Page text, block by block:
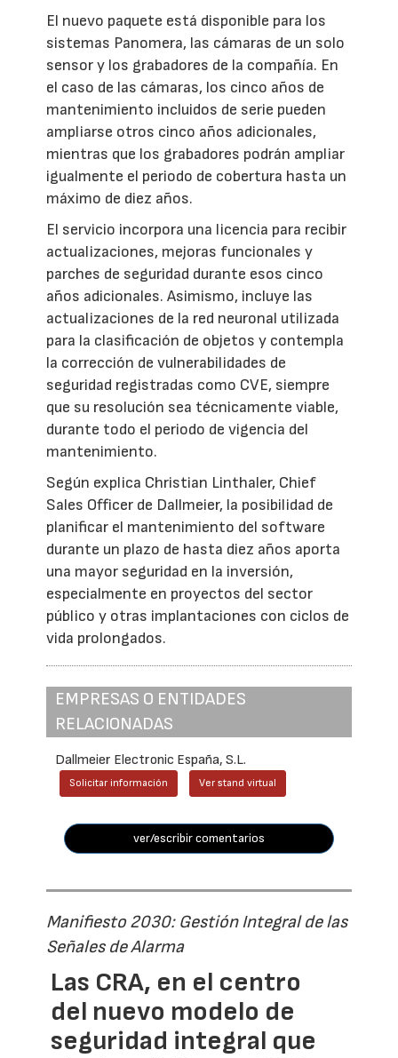
El nuevo paquete está disponible para los
sistemas Panomera, las cámaras de un solo
sensor y los grabadores de la compañía. En
el caso de las cámaras, los cinco años de
mantenimiento incluidos de serie pueden
ampliarse otros cinco años adicionales,
mientras que los grabadores podrán ampliar
igualmente el periodo de cobertura hasta un
máximo de diez años.
El servicio incorpora una licencia para recibir
actualizaciones, mejoras funcionales y
parches de seguridad durante esos cinco
años adicionales. Asimismo, incluye las
actualizaciones de la red neuronal utilizada
para la clasificación de objetos y contempla
la corrección de vulnerabilidades de
seguridad registradas como CVE, siempre
que su resolución sea técnicamente viable,
durante todo el periodo de vigencia del
mantenimiento.
Según explica Christian Linthaler, Chief
Sales Officer de Dallmeier, la posibilidad de
planificar el mantenimiento del software
durante un plazo de hasta diez años aporta
una mayor seguridad en la inversión,
especialmente en proyectos del sector
público y otras implantaciones con ciclos de
vida prolongados.
EMPRESAS O ENTIDADES
RELACIONADAS
Dallmeier Electronic España, S.L.
Solicitar información Ver stand virtual
ver/escribir comentarios
Manifiesto 2030: Gestión Integral de las
Señales de Alarma
Las CRA, en el centro
del nuevo modelo de
seguridad integral que